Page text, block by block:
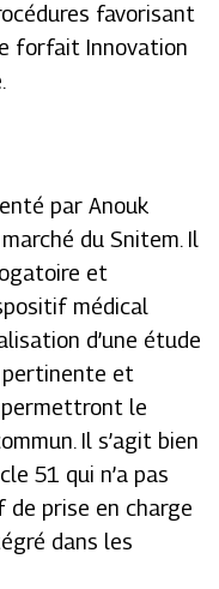
favorisant
forfait Innovation
par Anouk
du Snitem. Il
et
médical
d’une étude
pertinente et
le
Il s’agit bien
51 qui n’a pas
prise en charge
dans les